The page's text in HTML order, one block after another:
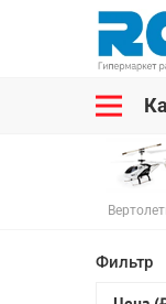
Фильтр